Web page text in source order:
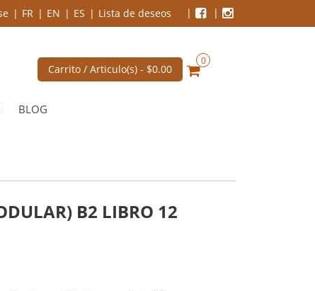
FR EN ES Lista de deseos
Carrito / Articulo(s) - $0.00
0
BLOG
B2 LIBRO 12